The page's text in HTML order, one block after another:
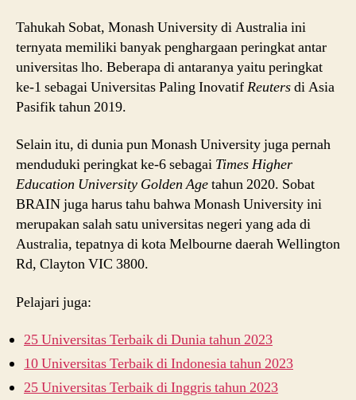
Tahukah Sobat, Monash University di Australia ini
ternyata memiliki banyak penghargaan peringkat antar
universitas lho. Beberapa di antaranya yaitu peringkat
ke-1 sebagai Universitas Paling InovatifReutersdi Asia
Pasifik tahun 2019.
Selain itu, di dunia pun Monash University juga pernah
menduduki peringkat ke-6 sebagai Times Higher
Education University Golden Agetahun 2020. Sobat
BRAIN juga harus tahu bahwa Monash University ini
merupakan salah satu universitas negeri yang ada di
Australia, tepatnya di kota Melbourne daerah Wellington
Rd, Clayton VIC 3800.
Pelajari juga:
25 Universitas Terbaik di Dunia tahun 2023
10 Universitas Terbaik di Indonesia tahun 2023
25 Universitas Terbaik di Inggris tahun 2023